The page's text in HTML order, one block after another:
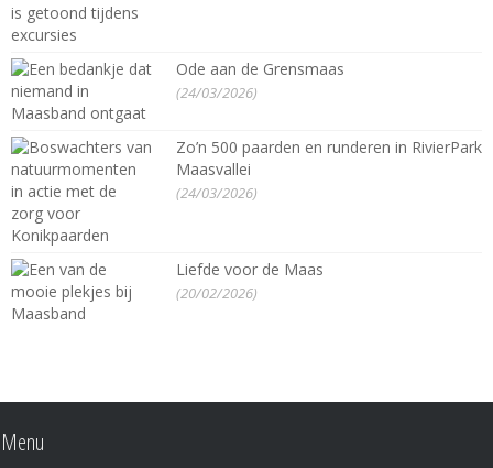
Ode aan de Grensmaas
(24/03/2026)
Zo’n 500 paarden en runderen in RivierPark
Maasvallei
(24/03/2026)
Liefde voor de Maas
(20/02/2026)
Menu